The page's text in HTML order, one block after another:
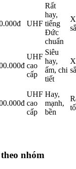
UHF
Rất
hay,
tiếng
Đức
chuẩn
UHF
cao
cấp
Siêu
hay,
ấm, chi
tiết
UHF
cao
cấp
Hay,
mạnh,
bền
nhóm